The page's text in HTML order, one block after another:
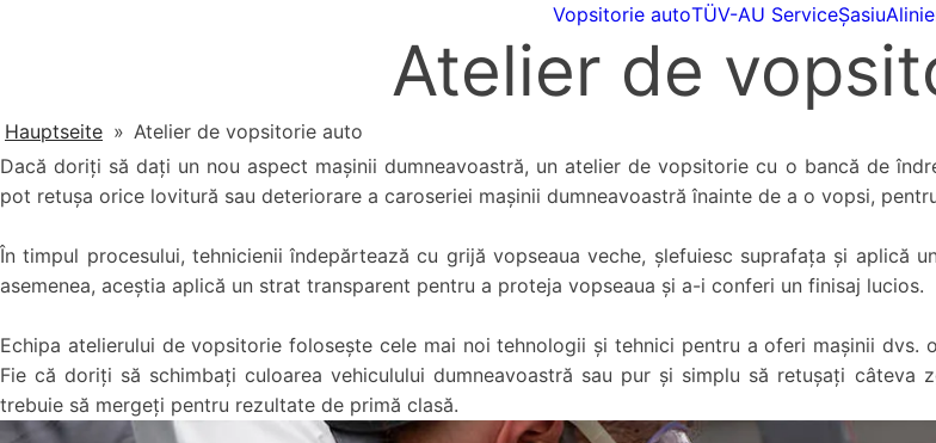
Vopsitorie autoTÜV-AU ServiceȘasiu
Atelier de
Hauptseite » Atelier de vopsitorie auto
Dacă doriți să dați un nou aspect mașinii dumneavoastră, un atelier de vopsitorie cu o bancă de
pot retușa orice lovitură sau deteriorare a caroseriei mașinii dumneavoastră înainte de a o vopsi,
În timpul procesului, tehnicienii îndepărtează cu grijă vopseaua veche, șlefuiesc suprafața și aplică
asemenea, aceștia aplică un strat transparent pentru a proteja vopseaua și a-i conferi un finisaj lucios.
Echipa atelierului de vopsitorie folosește cele mai noi tehnologii și tehnici pentru a oferi mașinii
Fie că doriți să schimbați culoarea vehiculului dumneavoastră sau pur și simplu să retușați
trebuie să mergeți pentru rezultate de primă clasă.